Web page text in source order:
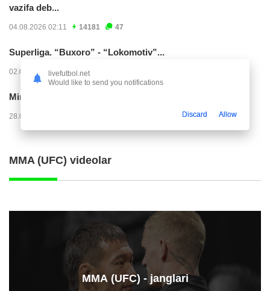
vazifa deb...
04.08.2026 02:11 14181 47
Superliga. “Buxoro” - “Lokomotiv”...
02.08.2026 03:08 7135
Mirko Yyelichich: "Birinchi bo'limni juda yomon...
28.07.2026 00:24
MMA (UFC) videolar
ММА (UFC) - janglari
livefutbol.net
Would like to send you notifications
Discard Allow